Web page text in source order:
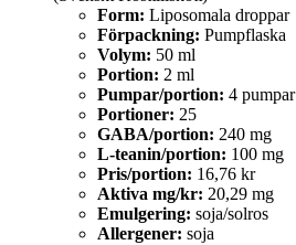
Form: Liposomala droppar
Förpackning: Pumpflaska
Volym: 50 ml
Portion: 2 ml
Pumpar/portion: 4 pumpar
Portioner: 25
GABA/portion: 240 mg
L-teanin/portion: 100 mg
Pris/portion: 16,76 kr
Aktiva mg/kr: 20,29 mg
Emulgering: soja/solros
Allergener: soja